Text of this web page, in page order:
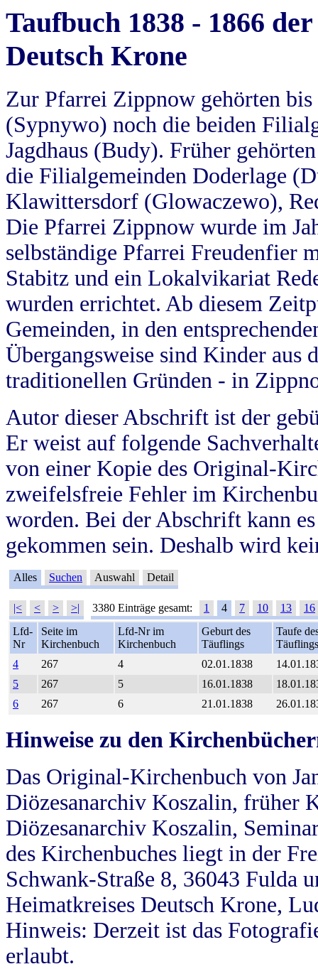
Taufbuch 1838 - 1866
Deutsch Krone
Zur Pfarrei Zippnow gehörten
(Sypnywo) noch die beiden
Jagdhaus (Budy). Früher
die Filialgemeinden Doderlage
Klawittersdorf (Glowaczewo),
Die Pfarrei Zippnow wurde im
selbständige Pfarrei Freudenfier
Stabitz und ein Lokalvikariat
wurden errichtet. Ab diesem
Gemeinden, in den
Übergangsweise sind Kinder aus
traditionellen Gründen - in
Autor dieser Abschrift ist der
Er weist auf folgende
von einer Kopie des Original-
zweifelsfreie Fehler im
worden. Bei der Abschrift kann
gekommen sein. Deshalb wird
Alles Suchen Auswahl Detail
|< < > >| 3380 Einträge gesamt: 1 4 7 10 13
16
Lfd-
Nr
Seite im
Kirchenbuch
Lfd-Nr im
Kirchenbuch
Geburt des
Täuflings
Taufe
Täuflings
4
267 4 02.01.1838
5
267 5 16.01.1838
6
267 6 21.01.1838
Hinweise zu den
Das Original-Kirchenbuch von
Diözesanarchiv Koszalin, früher
Diözesanarchiv Koszalin,
des Kirchenbuches liegt in der
Schwank-Straße 8, 36043 Fulda
Heimatkreises Deutsch Krone,
Hinweis: Derzeit ist das
erlaubt.